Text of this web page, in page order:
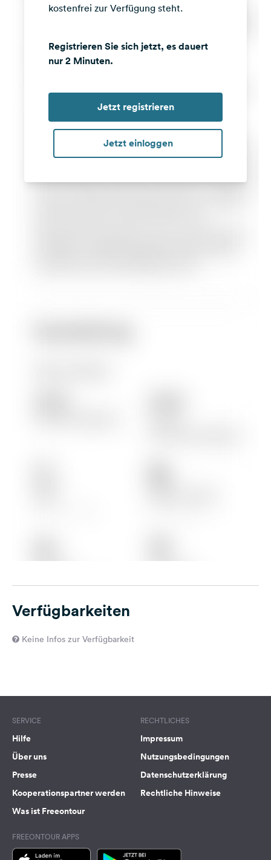
kostenfrei zur Verfügung steht.
Registrieren Sie sich jetzt, es dauert
nur 2 Minuten.
Jetzt registrieren
Jetzt einloggen
Verfügbarkeiten
Keine Infos zur Verfügbarkeit
SERVICE
Hilfe
Über uns
Presse
Kooperationspartner werden
Was ist Freeontour
RECHTLICHES
Impressum
Nutzungsbedingungen
Datenschutzerklärung
Rechtliche Hinweise
FREEONTOUR APPS